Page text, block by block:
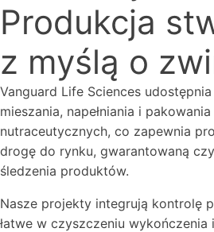
Produkcja
z myślą o
Vanguard Life Sciences
mieszania, napełniania i
nutraceutycznych, co zapewnia
drogę do rynku, gwarantowaną
śledzenia produktów.
Nasze projekty integrują kontrolę
łatwe w czyszczeniu wykończenia